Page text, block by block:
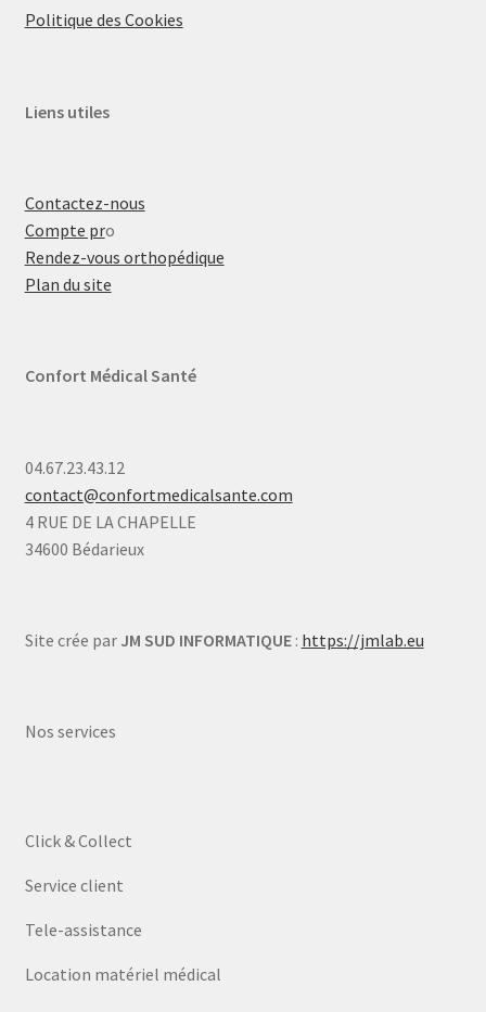
Politique des Cookies
Liens utiles
Contactez-nous
Compte pro
Rendez-vous orthopédique
Plan du site
Confort Médical Santé
04.67.23.43.12
contact@confortmedicalsante.com
4 RUE DE LA CHAPELLE
34600 Bédarieux
Site crée par JM SUD INFORMATIQUE: https://jmlab.eu
Nos services
Click & Collect
Service client
Tele-assistance
Location matériel médical